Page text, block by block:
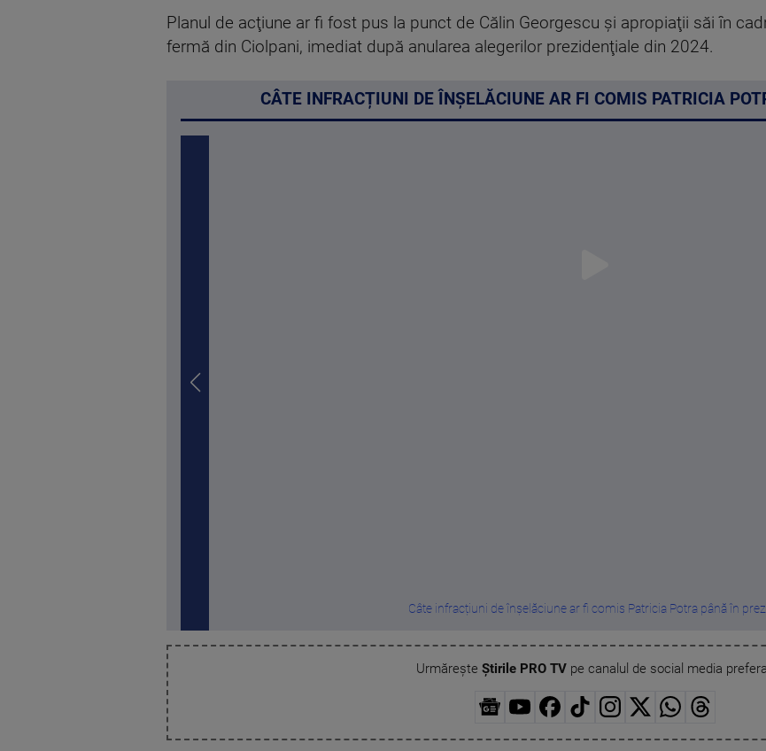
Planul de acţiune ar fi fost pus la punct de Călin Georgescu şi apropiaţii săi în
fermă din Ciolpani, imediat după anularea alegerilor prezidenţiale din 2024.
CÂTE INFRACȚIUNI DE ÎNȘELĂCIUNE AR FI COMIS PATRICIA
Câte infracțiuni de înșelăciune ar fi comis Patricia Potra până în
Urmărește Știrile PRO TVpe canalul de social media